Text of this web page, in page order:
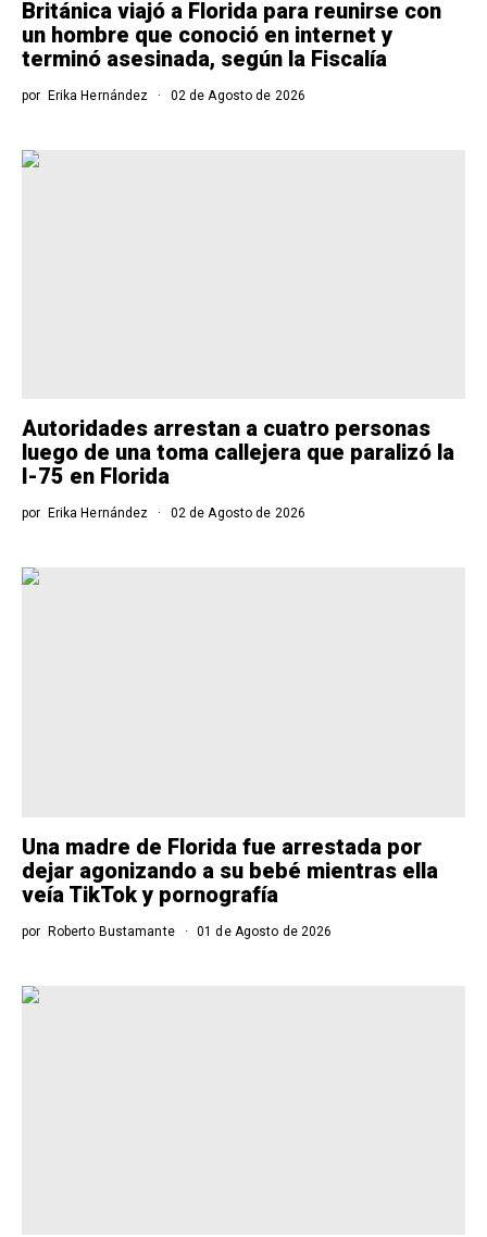
Británica viajó a Florida para reunirse con
un hombre que conoció en internet y
terminó asesinada, según la Fiscalía
por Erika Hernández 02 de Agosto de 2026
Autoridades arrestan a cuatro personas
luego de una toma callejera que paralizó la
I-75 en Florida
por Erika Hernández 02 de Agosto de 2026
Una madre de Florida fue arrestada por
dejar agonizando a su bebé mientras ella
veía TikTok y pornografía
por Roberto Bustamante 01 de Agosto de 2026